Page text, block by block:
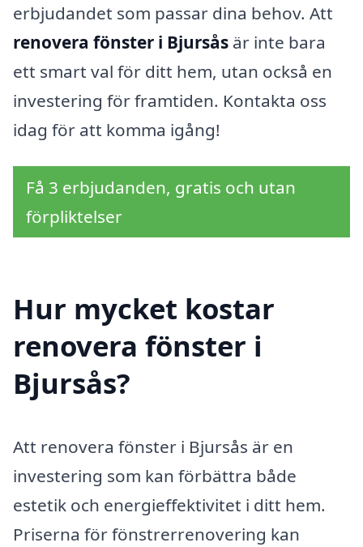
erbjudandet som passar dina behov. Att
renovera fönster i Bjursås är inte bara
ett smart val för ditt hem, utan också en
investering för framtiden. Kontakta oss
idag för att komma igång!
Få 3 erbjudanden, gratis och utan
förpliktelser
Hur mycket kostar
renovera fönster i
Bjursås?
Att renovera fönster i Bjursås är en
investering som kan förbättra både
estetik och energieffektivitet i ditt hem.
Priserna för fönstrerrenovering kan